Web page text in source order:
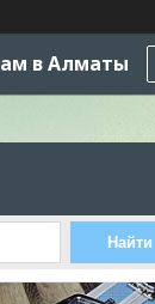
в Алматы
Найти